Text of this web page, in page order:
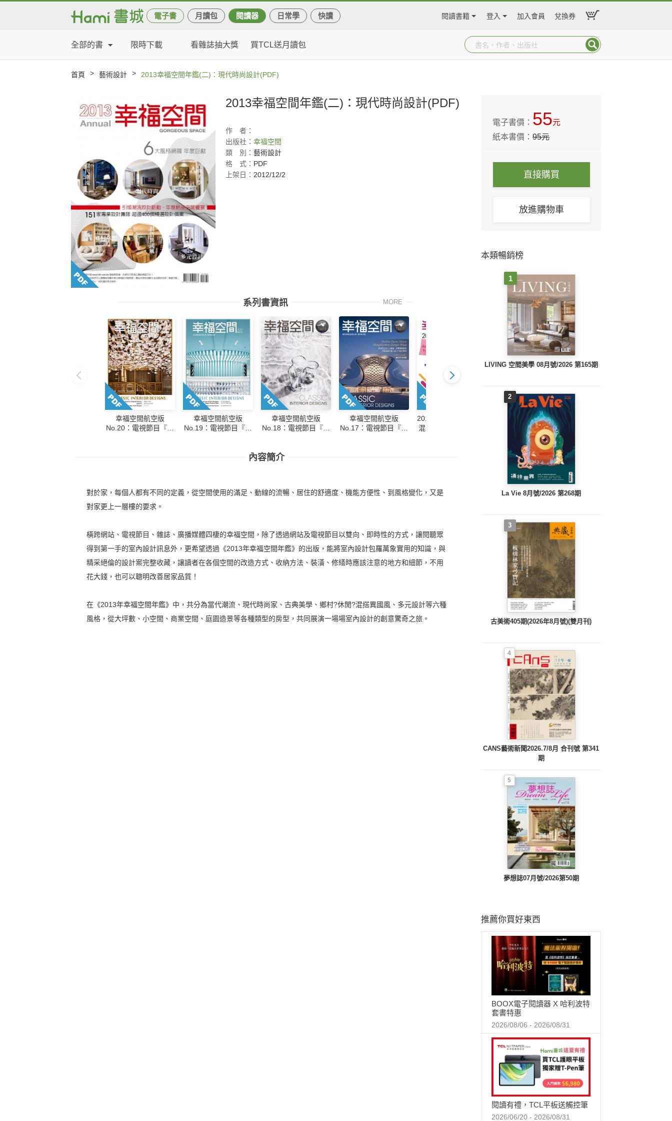
電子書 月讀包 閱讀器 日常學 快讀 閱讀書籍 登入 加入會員 兌換券
全部的書 限時下載 看雜誌抽大獎 買TCL送月讀包
首頁 > 藝術設計 > 2013幸福空間年鑑(二)：現代時尚設計(PDF)
2013幸福空間年鑑(二)：現代時尚設計(PDF)
作
者：
出版社： 幸福空間
類
別： 藝術設計
格
式： PDF
上架日： 2012/12/2
系列書資訊 MORE
幸福空間航空版
No.20：電視節目『幸
幸福空間航空版
No.19：電視節目『幸
幸福空間航空版
No.18：電視節目『幸
幸福空間航空版
No.17：電視節目『幸
2016幸福空間年鑑(三)
混搭異國風&多元創意
2016幸福空間年鑑(二)
古典美學&鄉村休閒
內容簡介
對於家，每個人都有不同的定義，從空間使用的滿足、動線的流暢、居住的舒適度、機能方便性、到風格變化，又是
對家更上一層樓的要求。
橫跨網站、電視節目、雜誌、廣播媒體四棲的幸福空間，除了透過網站及電視節目以雙向、即時性的方式，讓閱聽眾
得到第一手的室內設計訊息外，更希望透過《2013年幸福空間年鑑》的出版，能將室內設計包羅萬象實用的知識，與
精采絕倫的設計案完整收藏，讓讀者在各個空間的改造方式、收納方法、裝潢、修繕時應該注意的地方和細節，不用
花大錢，也可以聰明改善居家品質！
在《2013年幸福空間年鑑》中，共分為當代潮流、現代時尚家、古典美學、鄉村?休閒?混搭異國風、多元設計等六種
風格，從大坪數、小空間、商業空間、庭園造景等各種類型的房型，共同展演一場場室內設計的創意驚奇之旅。
電子書價： 55元
紙本書價：95元
直接購買
放進購物車
本類暢銷榜
1
LIVING 空間美學 08月號/2026 第165期
2
La Vie 8月號/2026 第268期
3
古美術405期(2026年8月號)(雙月刊)
4
CANS藝術新聞2026.7/8月 合刊號 第341
期
5
夢想誌07月號/2026第50期
推薦你買好東西
BOOX電子閱讀器 X 哈利波特
套書特惠
2026/08/06 - 2026/08/31
閱讀有禮，TCL平板送觸控筆
2026/06/20 - 2026/08/31